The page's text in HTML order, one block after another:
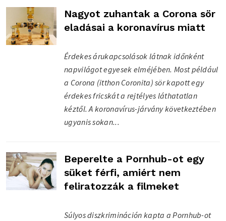
Nagyot zuhantak a Corona sör
eladásai a koronavírus miatt
Érdekes árukapcsolások látnak időnként
napvilágot egyesek elméjében. Most például
a Corona (itthon Coronita) sör kapott egy
érdekes fricskát a rejtélyes láthatatlan
kéztől. A koronavírus-járvány következtében
ugyanis sokan...
Beperelte a Pornhub-ot egy
süket férfi, amiért nem
feliratozzák a filmeket
Súlyos diszkrimináción kapta a Pornhub-ot